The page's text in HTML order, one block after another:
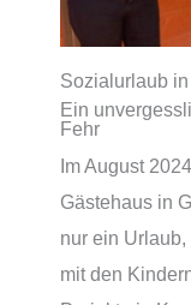
Sozialurlaub
Ein
Fehr
Im August
Gästehaus in
nur ein
mit den